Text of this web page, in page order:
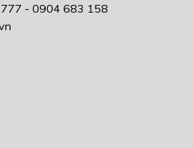
- 0904 683 158